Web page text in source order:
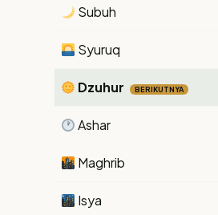
Subuh
Syuruq
Dzuhur BERIKUTNYA
Ashar
Maghrib
Isya